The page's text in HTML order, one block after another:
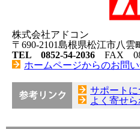
株式会社アドコン
〒690-2101島根県松江市八雲
TEL 0852-54-2036 FAX
ホームページからのお問
サポートに
よく寄せ